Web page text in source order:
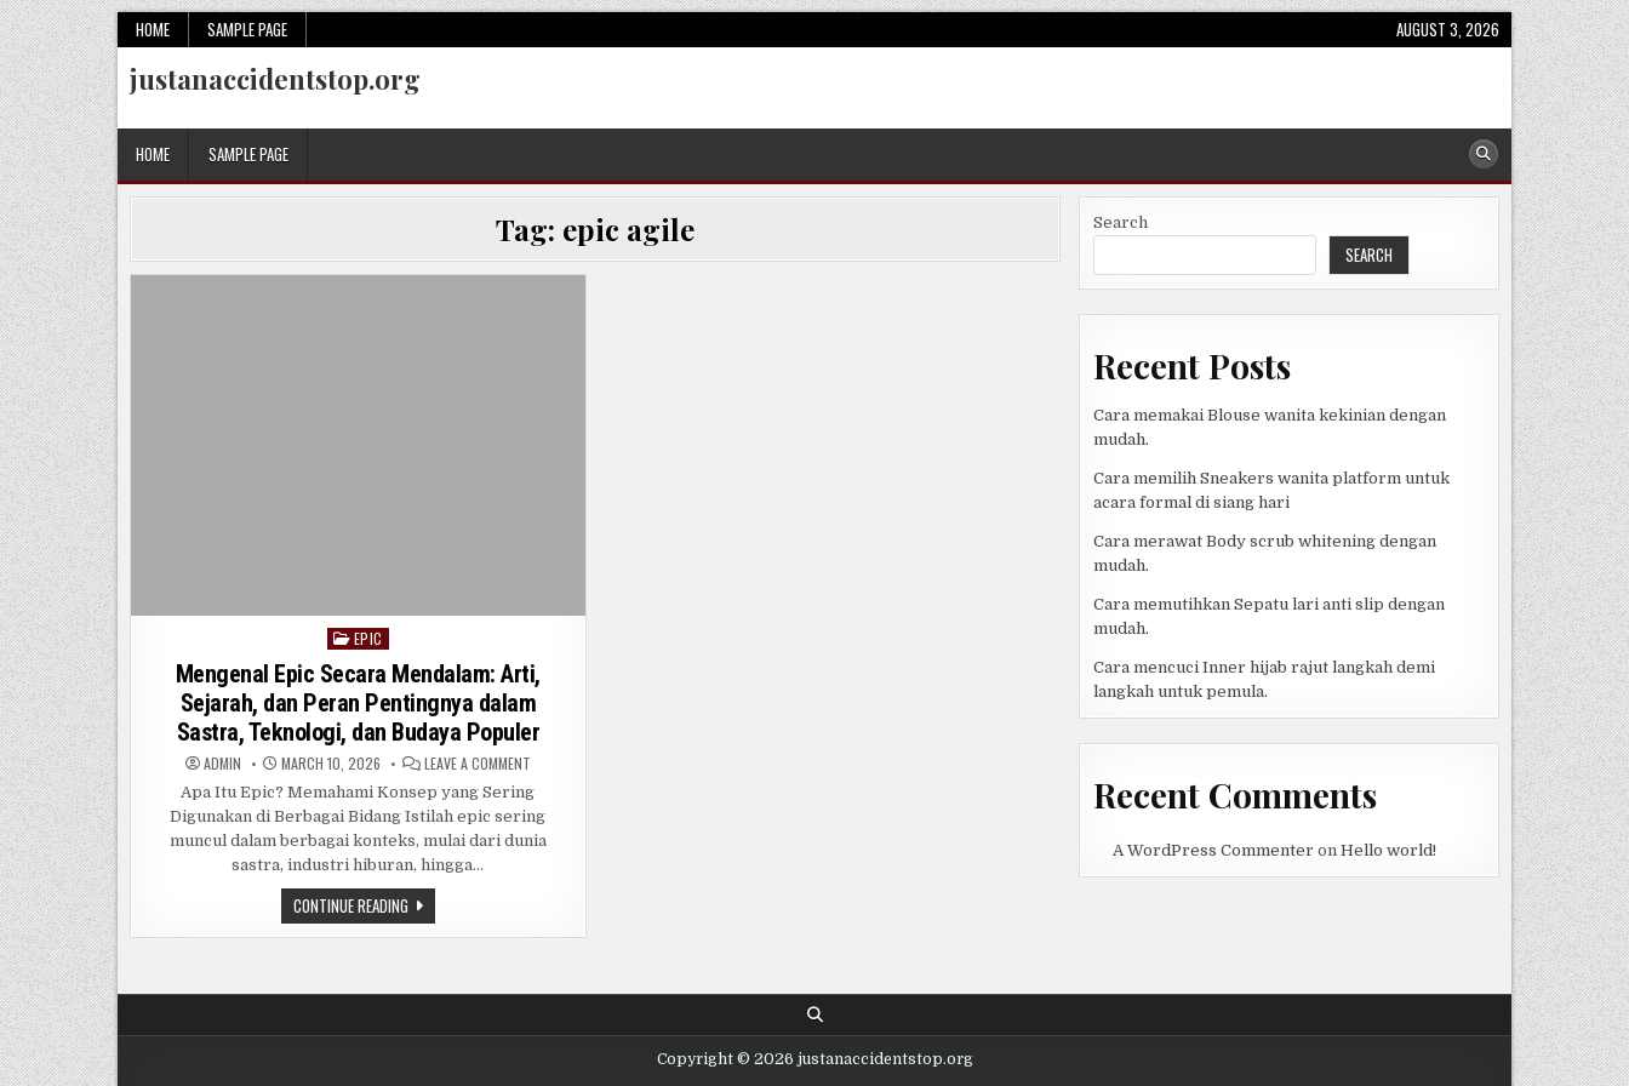
Skip
to
content
HOME SAMPLE PAGE AUGUST 3, 2026
justanaccidentstop.org
HOME SAMPLE PAGE
Tag: epic agile
Posted
in
EPIC
Mengenal Epic Secara Mendalam: Arti,
Sejarah, dan Peran Pentingnya dalam
Sastra, Teknologi, dan Budaya Populer
ADMIN MARCH 10, 2026 LEAVE A COMMENTON
EPIC
SECARA
MENDALAM:
ARTI,
SEJARAH,
TEKNOLOGI,
Apa Itu Epic? Memahami Konsep yang Sering
Digunakan di Berbagai Bidang Istilah epic sering
muncul dalam berbagai konteks, mulai dari dunia
sastra, industri hiburan, hingga…
CONTINUE READINGMENGENAL
EPIC
SECARA
DAN
PENTINGNYA
Search
SEARCH
Recent Posts
Cara memakai Blouse wanita kekinian dengan
mudah.
Cara memilih Sneakers wanita platform untuk
acara formal di siang hari
Cara merawat Body scrub whitening dengan
mudah.
Cara memutihkan Sepatu lari anti slip dengan
mudah.
Cara mencuci Inner hijab rajut langkah demi
langkah untuk pemula.
Recent Comments
A WordPress Commenter on Hello world!
Copyright © 2026 justanaccidentstop.org